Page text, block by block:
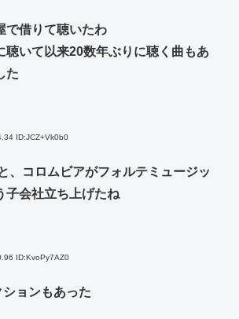
で借りて聴いたわ
聴いて以来20数年ぶりに聴く曲もあ
た
ID:JCZ+Vk0b0
、コロムビアがフォルテミュージッ
子会社立ち上げたね
ID:KvoPy7AZ0
ションもあった